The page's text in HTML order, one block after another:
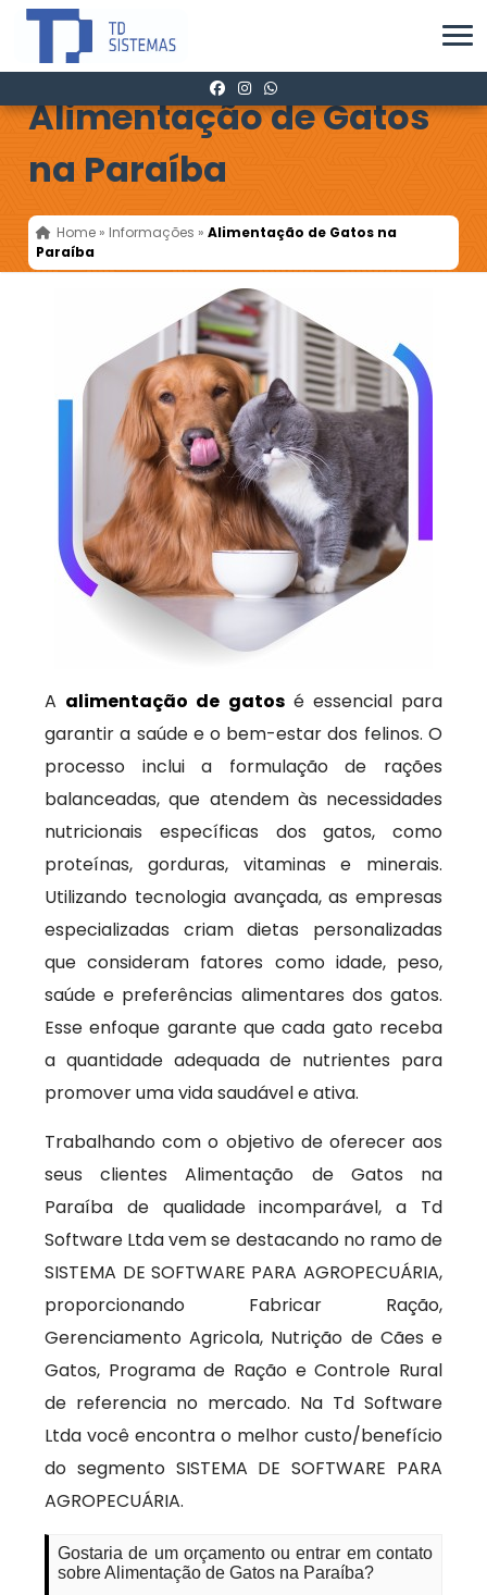
Alimentação de Gatos
na Paraíba
Home » Informações »Alimentação de Gatos na
Paraíba
A alimentação de gatosé essencial para
garantir a saúde e o bem-estar dos felinos. O
processo inclui a formulação de rações
balanceadas, que atendem às necessidades
nutricionais específicas dos gatos, como
proteínas, gorduras, vitaminas e minerais.
Utilizando tecnologia avançada, as empresas
especializadas criam dietas personalizadas
que consideram fatores como idade, peso,
saúde e preferências alimentares dos gatos.
Esse enfoque garante que cada gato receba
a quantidade adequada de nutrientes para
promover uma vida saudável e ativa.
Trabalhando com o objetivo de oferecer aos
seus clientes Alimentação de Gatos na
Paraíba de qualidade incomparável, a Td
Software Ltda vem se destacando no ramo de
SISTEMA DE SOFTWARE PARA AGROPECUÁRIA,
proporcionando Fabricar Ração,
Gerenciamento Agricola, Nutrição de Cães e
Gatos, Programa de Ração e Controle Rural
de referencia no mercado. Na Td Software
Ltda você encontra o melhor custo/benefício
do segmento SISTEMA DE SOFTWARE PARA
AGROPECUÁRIA.
Gostaria de um orçamento ou entrar em contato
sobre Alimentação de Gatos na Paraíba?